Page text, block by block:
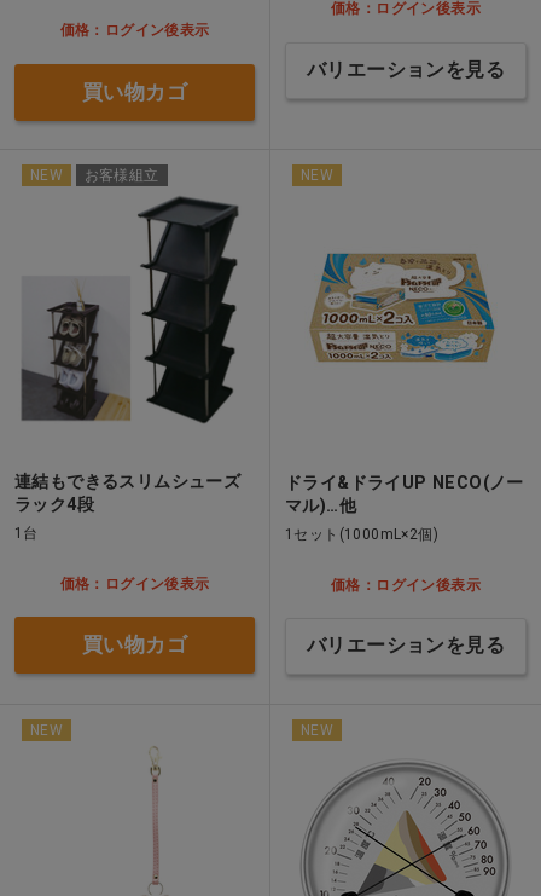
価格：ログイン後表示
買い物カゴ
価格：ログイン後表示
バリエーションを見る
NEW お客様組立
連結もできるスリムシューズ
ラック4段
1台
価格：ログイン後表示
買い物カゴ
NEW
ドライ&ドライUP NECO(ノー
マル)…他
1セット(1000mL×2個)
価格：ログイン後表示
バリエーションを見る
NEW NEW